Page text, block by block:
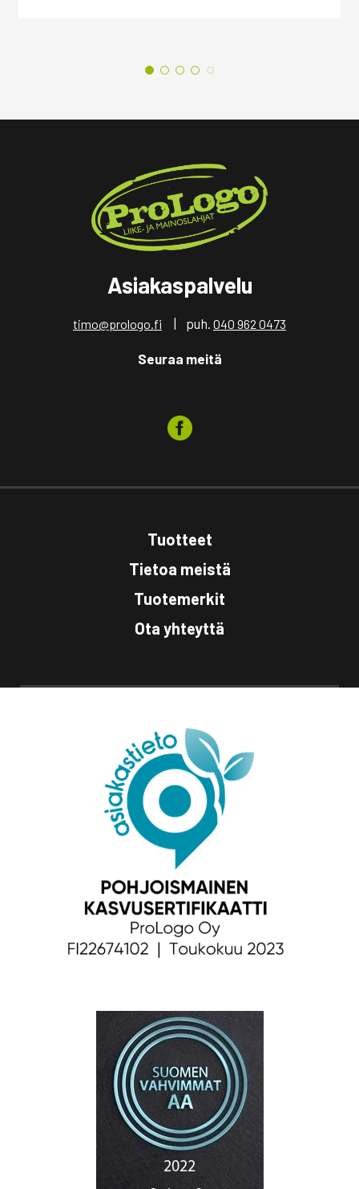
Asiakaspalvelu
timo@prologo.fi | puh. 040 962 0473
Seuraa meitä
Tuotteet
Tietoa meistä
Tuotemerkit
Ota yhteyttä